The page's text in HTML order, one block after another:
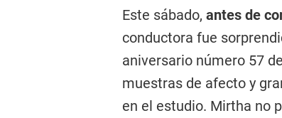
Este sábado, antes de
conductora fue
aniversario número 57
muestras de afecto y
en el estudio. Mirtha no